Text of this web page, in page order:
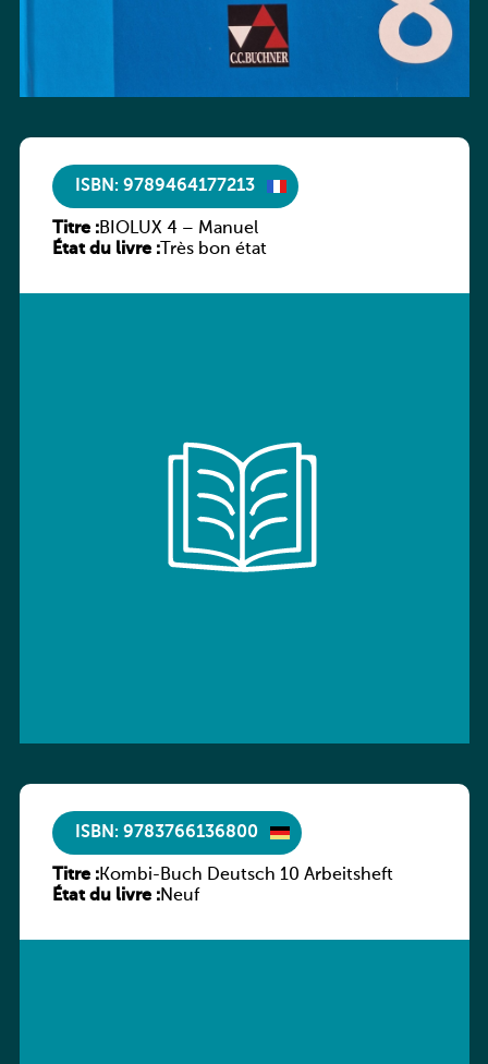
ISBN: 9789464177213
Titre :BIOLUX 4 – Manuel
État du livre :Très bon état
ISBN: 9783766136800
Titre :Kombi-Buch Deutsch 10 Arbeitsheft
État du livre :Neuf